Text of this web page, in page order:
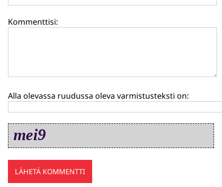
Kommenttisi:
Alla olevassa ruudussa oleva varmistusteksti on: